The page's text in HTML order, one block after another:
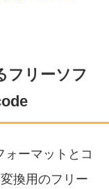
フリーソフ
ォーマットとコ
換用のフリー